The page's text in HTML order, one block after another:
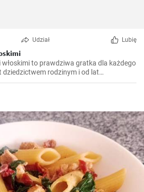
Udział Lubię
to prawdziwa gratka dla każdego
dziedzictwem rodzinym i od lat
okazje, niezależnie od pory roku. To
pyszne i rozpływa się w ustach.
chrupiących orzechów